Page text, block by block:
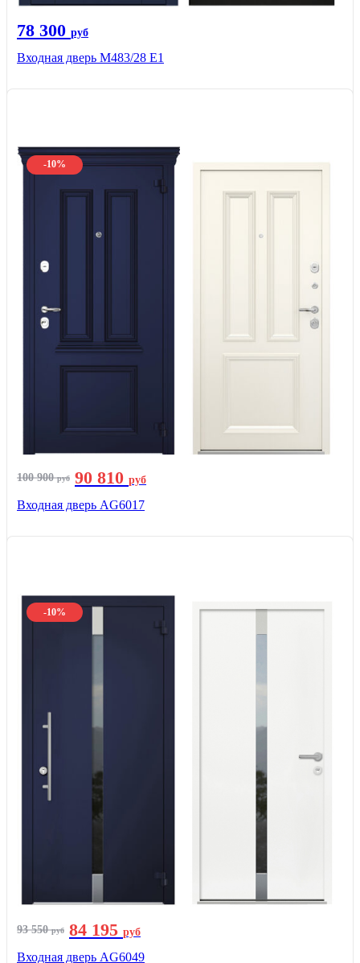
78 300 руб
Входная дверь М483/28 Е1
-10%
100 900руб 90 810 руб
Входная дверь AG6017
-10%
93 550руб 84 195 руб
Входная дверь AG6049